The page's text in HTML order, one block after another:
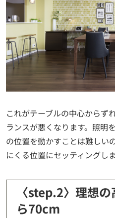
これがテーブルの中心からず
ランスが悪くなります。照明
の位置を動かすことは難しい
にくる位置にセッティングし
〈step.2〉理想
ら70cm